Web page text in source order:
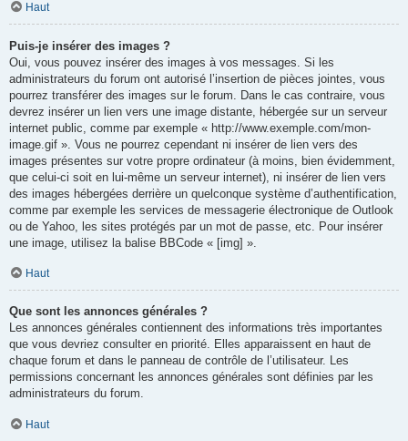
Haut
Puis-je insérer des images ?
Oui, vous pouvez insérer des images à vos messages. Si les
administrateurs du forum ont autorisé l’insertion de pièces jointes, vous
pourrez transférer des images sur le forum. Dans le cas contraire, vous
devrez insérer un lien vers une image distante, hébergée sur un serveur
internet public, comme par exemple « http://www.exemple.com/mon-
image.gif ». Vous ne pourrez cependant ni insérer de lien vers des
images présentes sur votre propre ordinateur (à moins, bien évidemment,
que celui-ci soit en lui-même un serveur internet), ni insérer de lien vers
des images hébergées derrière un quelconque système d’authentification,
comme par exemple les services de messagerie électronique de Outlook
ou de Yahoo, les sites protégés par un mot de passe, etc. Pour insérer
une image, utilisez la balise BBCode « [img] ».
Haut
Que sont les annonces générales ?
Les annonces générales contiennent des informations très importantes
que vous devriez consulter en priorité. Elles apparaissent en haut de
chaque forum et dans le panneau de contrôle de l’utilisateur. Les
permissions concernant les annonces générales sont définies par les
administrateurs du forum.
Haut